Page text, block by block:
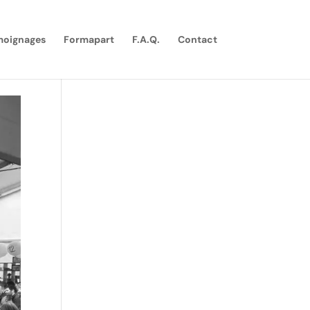
Formapart F.A.Q. Contact